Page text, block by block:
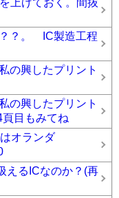
？。 IC製造工程
の興したプリント
の興したプリント
目もみてね
はオランダ
えるICなのか？(再